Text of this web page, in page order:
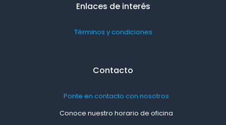
Enlaces de interés
Términos y condiciones
Contacto
Ponte en contacto con nosotros
Conoce nuestro horario de oficina